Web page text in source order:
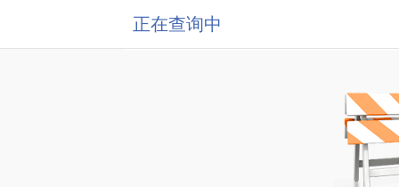
正在查询中